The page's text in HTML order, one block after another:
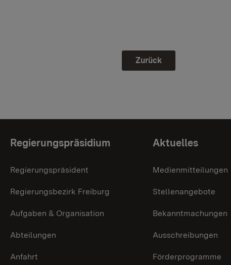
Zurück
Themenübersicht
Regierungspräsidium
Regierungspräsident
Regierungsbezirk Freiburg
Aufgaben & Organisation
Abteilungen
Anfahrt
Aktuelles
Medienmitteilungen
Stellenangebote
Bekanntmachungen
Ausschreibungen
Förderprogramme